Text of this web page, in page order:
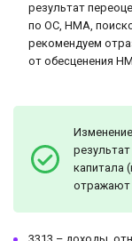
результат
по ОС, НМА,
рекомендуем
от обесценения
капитала
отражают